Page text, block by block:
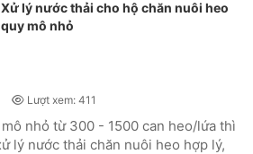
Xử lý nước thải cho hộ chăn nuôi heo
quy mô nhỏ
Lượt xem: 411
nhỏ từ 300 - 1500 can heo/lứa thì
lý nước thải chăn nuôi heo hợp lý,